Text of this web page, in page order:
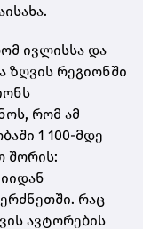
ივლისსა და
ზღვის რეგიონში
რომ ამ
1 100-მდე
შორის:
რაც
ავტორების